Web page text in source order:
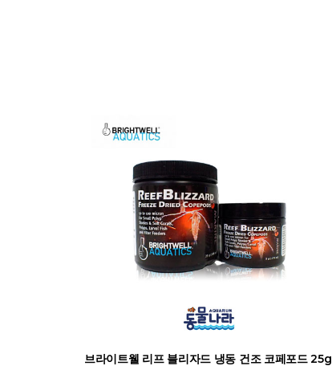
브라이트웰 리프 블리자드 냉동 건조 코페포드 25g